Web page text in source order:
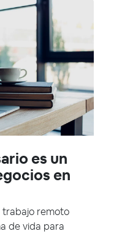
es un
en
trabajo remoto
de vida para